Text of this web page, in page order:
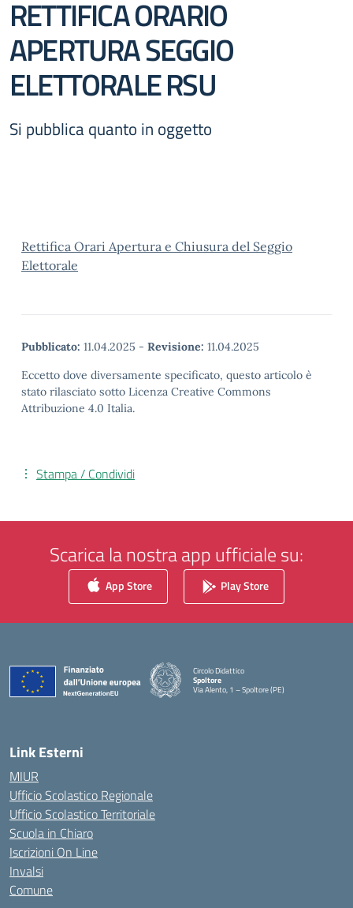
RETTIFICA ORARIO
APERTURA SEGGIO
ELETTORALE RSU
Si pubblica quanto in oggetto
Rettifica Orari Apertura e Chiusura del Seggio
Elettorale
Pubblicato: 11.04.2025 - Revisione: 11.04.2025
Eccetto dove diversamente specificato, questo articolo è
stato rilasciato sotto Licenza Creative Commons
Attribuzione 4.0 Italia.
Stampa / Condividi
Scarica la nostra app ufficiale su:
App Store Play Store
Circolo Didattico
Spoltore
Via Alento, 1 – Spoltore (PE)
— Visita la pagina iniziale della scuola
Link Esterni
MIUR
Ufficio Scolastico Regionale
Ufficio Scolastico Territoriale
Scuola in Chiaro
Iscrizioni On Line
Invalsi
Comune